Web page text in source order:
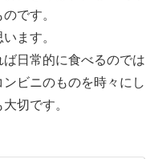
です。
ます。
日常的に食べるのでは
ビニのものを時々にし
切です。